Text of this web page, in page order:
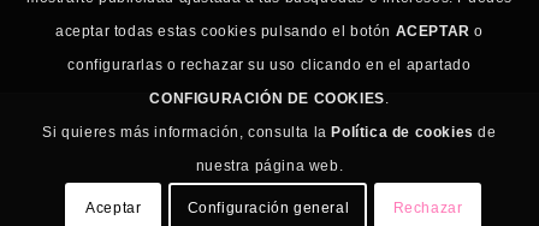
aceptar todas estas cookies pulsando el botón ACEPTAR o
configurarlas o rechazar su uso clicando en el apartado
CONFIGURACIÓN DE COOKIES.
Si quieres más información, consulta la Política de cookies de
nuestra página web.
Aceptar Configuración general Rechazar